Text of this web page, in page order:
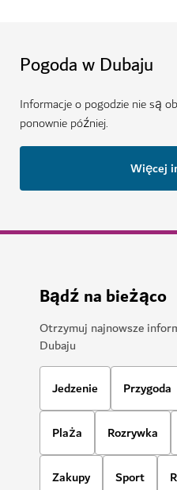
Pogoda w Dubaju
Informacje o pogodzie nie są
ponownie później.
Więcej
Bądź na bieżąco
Otrzymuj najnowsze
Dubaju
Jedzenie Przygoda
Plaża Rozrywka
Zakupy Sport